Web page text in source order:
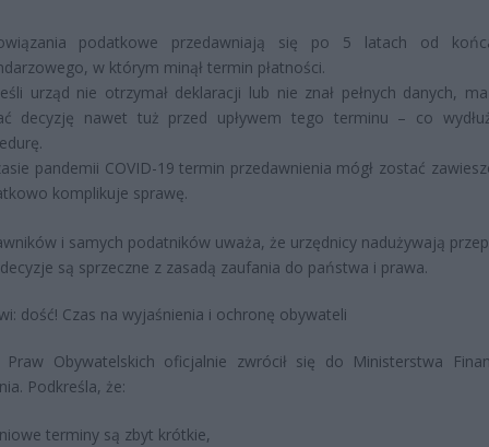
podatkowe przedawniają się po 5 latach od
w którym minął termin płatności.
urząd nie otrzymał deklaracji lub nie znał pełnych danych,
decyzję nawet tuż przed upływem tego terminu – co
pandemii COVID-19 termin przedawnienia mógł zostać
komplikuje sprawę.
i samych podatników uważa, że urzędnicy nadużywają
są sprzeczne z zasadą zaufania do państwa i prawa.
dość! Czas na wyjaśnienia i ochronę obywateli
Praw Obywatelskich oficjalnie zwrócił się do Ministerstwa
Podkreśla, że:
terminy są zbyt krótkie,